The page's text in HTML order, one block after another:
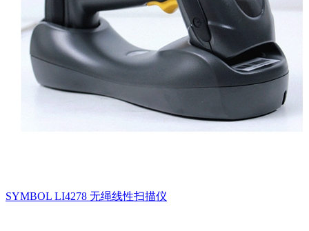
SYMBOL LI4278 无绳线性扫描仪